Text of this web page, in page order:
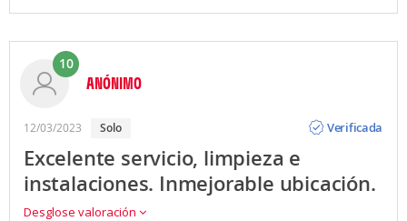
10
ANÓNIMO
12/03/2023 solo
Verificada
Excelente servicio, limpieza e
instalaciones. Inmejorable ubicación.
Desglose valoración